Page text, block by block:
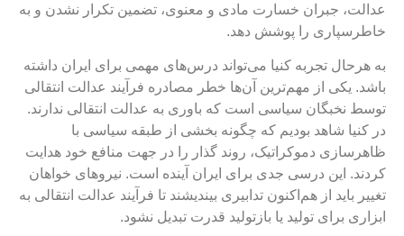
جبران خسارت مادی و معنوی، تضمین تکرار نشدن و به
را پوشش دهد.
هرحال تجربه کنیا می‌تواند درس‌های مهمی برای ایران داشته
یکی از مهم‌ترین آن‌ها خطر مصادره فرآیند عدالت انتقالی
نخبگان سیاسی است که باوری به عدالت انتقالی ندارند.
کنیا شاهد بودیم که چگونه بخشی از طبقه سیاسی با
دموکراتیک، روند گذار را در جهت منافع خود هدایت
این درسی جدی برای ایران آینده است. نیروهای خواهان
باید از هم‌اکنون تدابیری بیندیشند تا فرآیند عدالت انتقالی به
برای تولید یا بازتولید قدرت تبدیل نشود.